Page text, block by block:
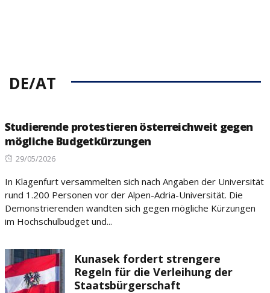
DE/AT
Studierende protestieren österreichweit gegen
mögliche Budgetkürzungen
Posted
29/05/2026
In Klagenfurt versammelten sich nach Angaben der Universität
rund 1.200 Personen vor der Alpen-Adria-Universität. Die
Demonstrierenden wandten sich gegen mögliche Kürzungen
im Hochschulbudget und...
Kunasek fordert strengere
Regeln für die Verleihung der
Staatsbürgerschaft